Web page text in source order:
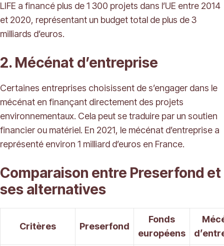
LIFE a financé plus de 1 300 projets dans l’UE entre 2014
et 2020, représentant un budget total de plus de 3
milliards d’euros.
2. Mécénat d’entreprise
Certaines entreprises choisissent de s’engager dans le
mécénat en finançant directement des projets
environnementaux. Cela peut se traduire par un soutien
financier ou matériel. En 2021, le mécénat d’entreprise a
représenté environ 1 milliard d’euros en France.
Comparaison entre Preserfond et
ses alternatives
Critères Preserfond
Fonds
européens